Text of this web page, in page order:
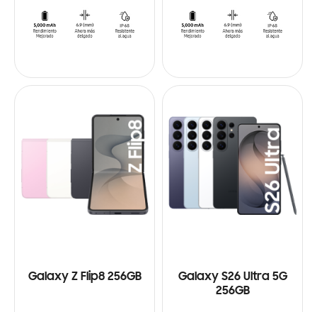
Galaxy Z Flip8 256GB
Galaxy S26 Ultra 5G
256GB